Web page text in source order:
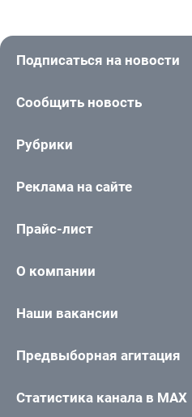
Подписаться на новости
Сообщить новость
Рубрики
Реклама на сайте
Прайс-лист
О компании
Наши вакансии
Предвыборная агитация
Статистика канала в MAX